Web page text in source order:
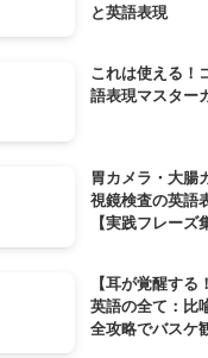
と英語表現
これは使える！
語表現マスター
胃カメラ・大腸
視鏡検査の英語
【実践フレーズ
【耳が覚醒する
英語の全て：比
全攻略でバスケ